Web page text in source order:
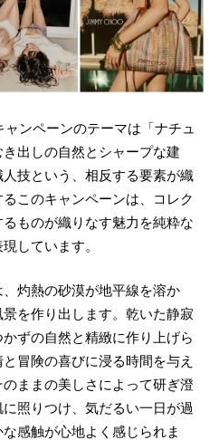
ンペーンのテーマは「ナチュ
出しの自然とシャープな建
技という、相反する要素が織
このキャンペーンは、コレク
ものが織りなす魅力を純粋な
しています。
灼熱の砂漠が地平線を溶か
を作り出します。乾いた静寂
ずの自然と精緻に作り上げら
冒険の喜びに浸る時間を与え
ままの美しさによって研ぎ澄
照りつけ、気だるい一日が過
感触が心地よく感じられま